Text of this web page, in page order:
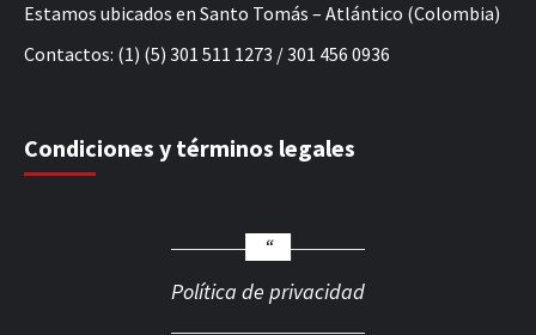
Estamos ubicados en Santo Tomás – Atlántico (Colombia)
Contactos: (1) (5) 301 511 1273 / 301 456 0936
Condiciones y términos legales
Política de privacidad